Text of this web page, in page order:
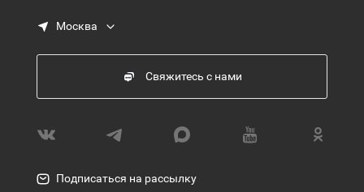
Москва
Свяжитесь с нами
Подписаться на рассылку